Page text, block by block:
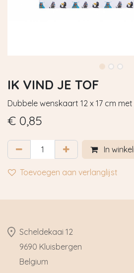
IK VIND JE TOF
Dubbele wenskaart 12 x 17 cm
€ 0,85
In
Toevoegen aan verlanglijst
​Scheldekaai 12
9690 Kluisbergen
​Belgium